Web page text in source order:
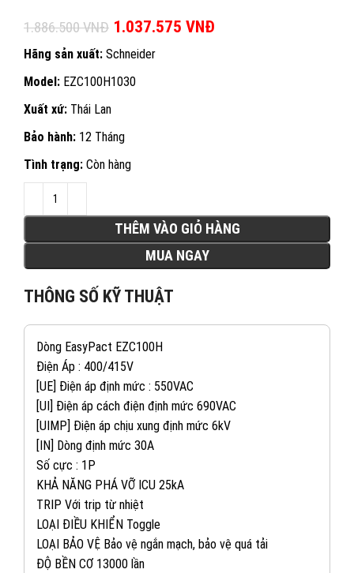
1.886.500VNĐ Giá gốc là: 1.886.500 VNĐ.
1.037.575 VNĐ
Hãng sản xuất: Schneider
Model: EZC100H1030
Xuất xứ: Thái Lan
Bảo hành: 12 Tháng
Tình trạng: Còn hàng
THÊM VÀO GIỎ HÀNG
MUA NGAY
THÔNG SỐ KỸ THUẬT
Dòng EasyPact EZC100H
Điện Áp : 400/415V
[UE] Điện áp định mức : 550VAC
[UI] Điện áp cách điện định mức 690VAC
[UIMP] Điện áp chịu xung định mức 6kV
[IN] Dòng định mức 30A
Số cực : 1P
KHẢ NĂNG PHÁ VỠ ICU 25kA
TRIP Với trip từ nhiệt
LOẠI ĐIỀU KHIỂN Toggle
LOẠI BẢO VỆ Bảo vệ ngắn mạch, bảo vệ quá tải
ĐỘ BỀN CƠ 13000 lần